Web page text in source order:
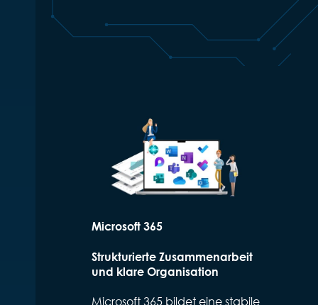
Microsoft 365
Strukturierte Zusammenarbeit
und klare Organisation
Microsoft 365 bildet eine stabile